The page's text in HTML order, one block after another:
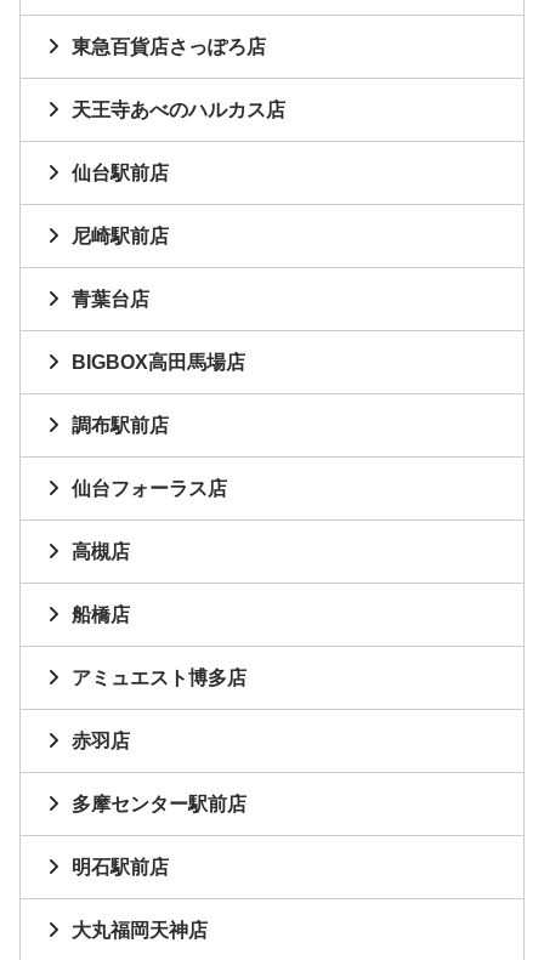
東急百貨店さっぽろ店
天王寺あべのハルカス店
仙台駅前店
尼崎駅前店
青葉台店
BIGBOX高田馬場店
調布駅前店
仙台フォーラス店
高槻店
船橋店
アミュエスト博多店
赤羽店
多摩センター駅前店
明石駅前店
大丸福岡天神店